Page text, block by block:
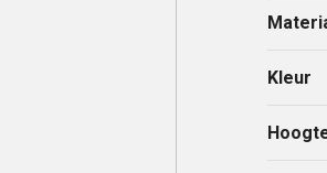
Kleur